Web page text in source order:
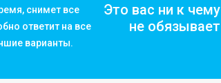
Это вас ни к чему
не обязывает
снимет все
ответит на все
варианты.